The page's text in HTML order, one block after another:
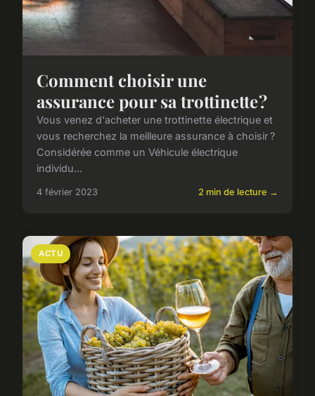
Comment choisir une
assurance pour sa trottinette ?
Vous venez d'acheter une trottinette électrique et
vous recherchez la meilleure assurance à choisir ?
Considérée comme un Véhicule électrique
individu...
4 février 2023 2 min de lecture →
ACTU